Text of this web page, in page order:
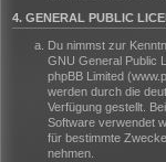
4. GENERAL PUBLIC
Du nimmst zur
GNU General Public
phpBB Limited
werden durch die
Verfügung gestellt.
Software verwendet
für bestimmte
nehmen.